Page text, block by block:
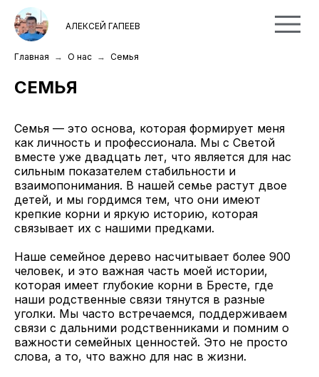
АЛЕКСЕЙ ГАПЕЕВ
Главная О нас Семья
СЕМЬЯ
Семья — это основа, которая формирует меня
как личность и профессионала. Мы с Светой
вместе уже двадцать лет, что является для нас
сильным показателем стабильности и
взаимопонимания. В нашей семье растут двое
детей, и мы гордимся тем, что они имеют
крепкие корни и яркую историю, которая
связывает их с нашими предками.
Наше семейное дерево насчитывает более 900
человек, и это важная часть моей истории,
которая имеет глубокие корни в Бресте, где
наши родственные связи тянутся в разные
уголки. Мы часто встречаемся, поддерживаем
связи с дальними родственниками и помним о
важности семейных ценностей. Это не просто
слова, а то, что важно для нас в жизни.